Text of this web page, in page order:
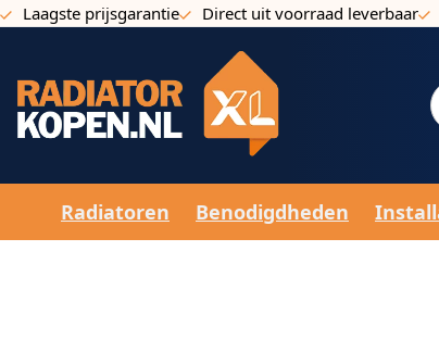
Ga naar de inhoud
Laagste prijsgarantie Direct uit voorraad leverbaar
Radiatoren Benodigdheden